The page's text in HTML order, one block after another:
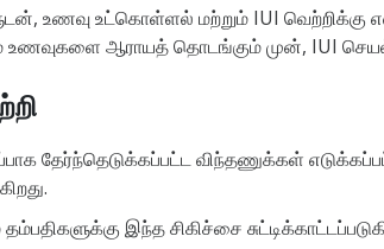
உணவு உட்கொள்ளல் மற்றும் IUI வெற்றிக்கு
உணவுகளை ஆராயத் தொடங்கும் முன், IUI
தேர்ந்தெடுக்கப்பட்ட விந்தணுக்கள்
இந்த சிகிச்சை